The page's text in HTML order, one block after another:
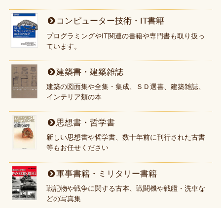
コンピューター技術・IT書籍
プログラミングやIT関連の書籍や専門書も取り扱っ
ています。
建築書・建築雑誌
建築の図面集や全集・集成、ＳＤ選書、建築雑誌、
インテリア類の本
思想書・哲学書
新しい思想書や哲学書、数十年前に刊行された古書
等もお任せください
軍事書籍・ミリタリー書籍
戦記物や戦争に関する古本、戦闘機や戦艦・洗車な
どの写真集